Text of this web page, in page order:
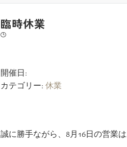
臨時休業
開催日:
カテゴリー: 休業
誠に勝手ながら、8月16日の営業